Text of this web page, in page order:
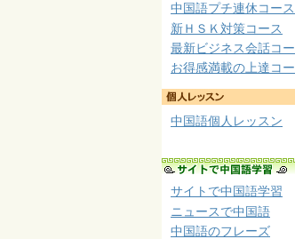
中国語プチ連休コース
新ＨＳＫ対策コース
最新ビジネス会話コ
お得感満載の上達コ
中国語個人レッスン
サイトで中国語学習
ニュースで中国語
中国語のフレーズ